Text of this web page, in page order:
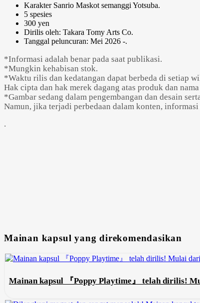
Karakter Sanrio Maskot semanggi Yotsuba.
5 spesies
300 yen
Dirilis oleh: Takara Tomy Arts Co.
Tanggal peluncuran: Mei 2026 -.
*Informasi adalah benar pada saat publikasi.
*Mungkin kehabisan stok.
*Waktu rilis dan kedatangan dapat berbeda di setiap
Hak cipta dan hak merek dagang atas produk dan
*Gambar sedang dalam pengembangan dan desain
Namun, jika terjadi perbedaan dalam konten,
.
Mainan kapsul yang direkomendasikan
Mainan kapsul 『Poppy Playtime』 telah dirilis!